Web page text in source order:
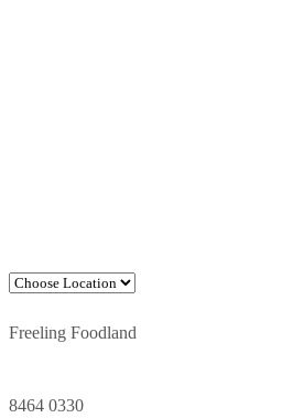
Freeling Foodland
8464 0330